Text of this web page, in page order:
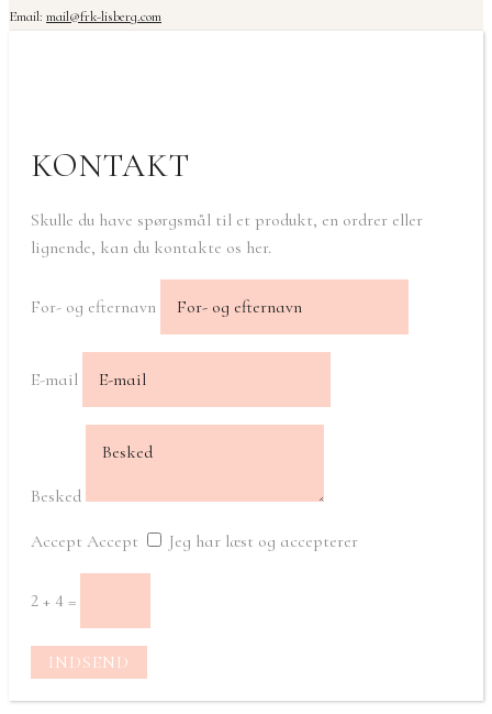
Email: mail@frk-lisberg.com
KONTAKT
Skulle du have spørgsmål til et produkt, en ordrer eller
lignende, kan du kontakte os her.
For- og efternavn
E-mail
Besked
Accept Accept Jeg har læst og accepterer
2 + 4 =
INDSEND